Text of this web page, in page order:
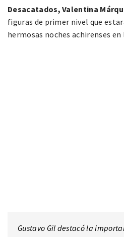
Desacatados, Valentina
figuras de primer nivel que
hermosas noches achirenses
Gustavo Gil destacó la